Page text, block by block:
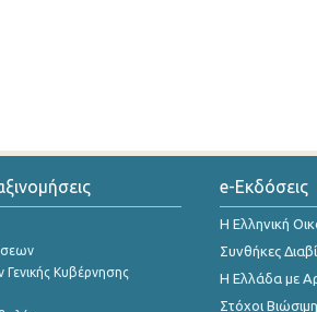
Κυβέρνησης
e-Εκδόσεις
Η Ελληνική
Συνθήκες
Η Ελλάδα με
Στόχοι